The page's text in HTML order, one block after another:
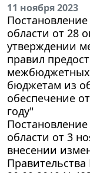
11 ноября 2023
области от 28
утверждении
правил
межбюджетных
бюджетам из
обеспечение
году"
области от 3
внесении